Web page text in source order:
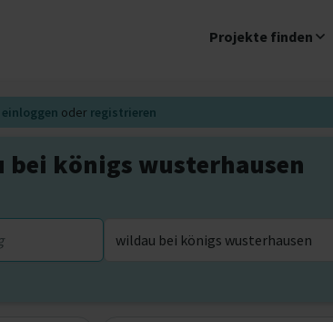
Projekte finden
einloggen oder registrieren
bei königs wusterhausen